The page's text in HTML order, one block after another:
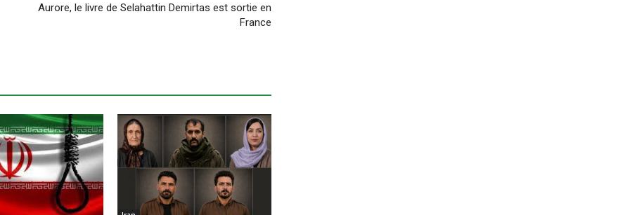
Aurore, le livre de Selahattin Demirtas est sortie en
France